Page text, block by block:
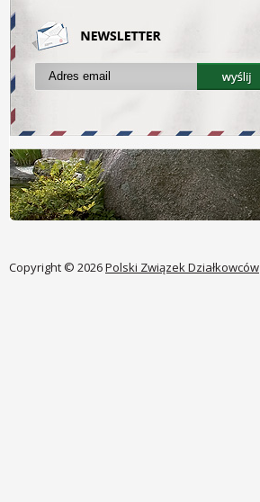
Copyright © 2026Polski Związek Działkowców